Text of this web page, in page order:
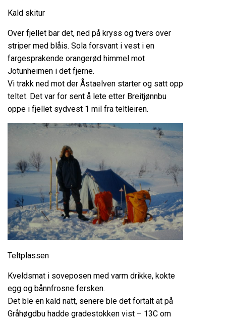
Kald skitur
Over fjellet bar det, ned på kryss og tvers over
striper med blåis. Sola forsvant i vest i en
fargesprakende orangerød himmel mot
Jotunheimen i det fjerne.
Vi trakk ned mot der Åstaelven starter og satt opp
teltet. Det var for sent å lete etter Breitjønnbu
oppe i fjellet sydvest 1 mil fra teltleiren.
Teltplassen
Kveldsmat i soveposen med varm drikke, kokte
egg og bånnfrosne fersken.
Det ble en kald natt, senere ble det fortalt at på
Gråhøgdbu hadde gradestokken vist – 13C om